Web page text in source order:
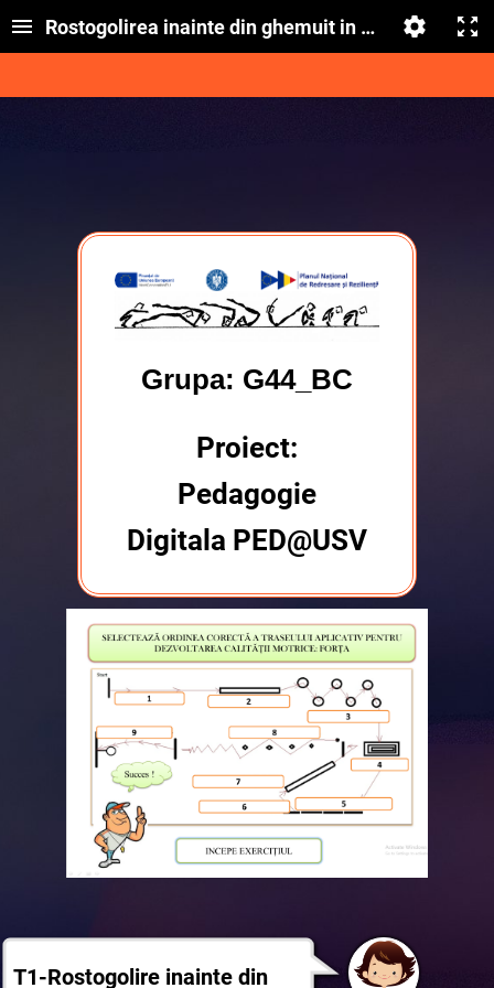
T1-Rostogolire inainte din
Rostogolirea inainte din ghemuit in ghemuit;
Grupa: G44_BC
Proiect:
Pedagogie
Digitala PED@USV